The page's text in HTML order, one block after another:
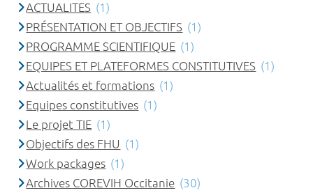
ACTUALITES (1)
PRÉSENTATION ET OBJECTIFS (1)
PROGRAMME SCIENTIFIQUE (1)
EQUIPES ET PLATEFORMES CONSTITUTIVES (1)
Actualités et formations (1)
Equipes constitutives (1)
Le projet TIE (1)
Objectifs des FHU (1)
Work packages (1)
Archives COREVIH Occitanie (30)